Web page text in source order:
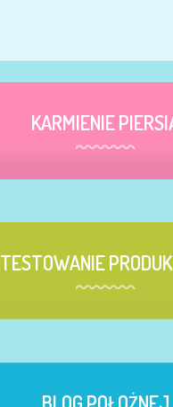
KARMIENIE
TESTOWANIE